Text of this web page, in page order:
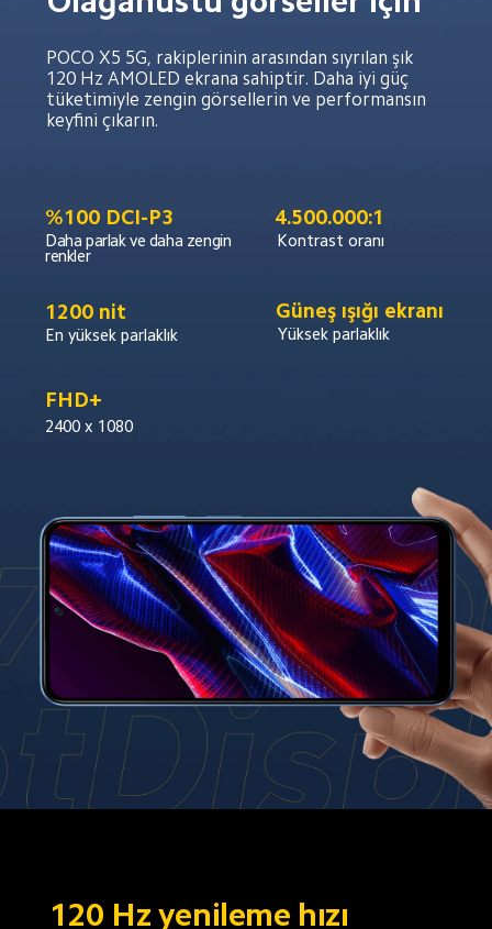
POCO X5 5G, rakiplerinin arasından sıyrılan şık
120 Hz AMOLED ekrana sahiptir. Daha iyi güç
tüketimiyle zengin görsellerin ve performansın
keyfini çıkarın.
%100 DCI-P3 4.500.000:1
Daha parlak ve daha zengin
renkler
Kontrast oranı
1200 nit Güneş ışığı ekranı
En yüksek parlaklık Yüksek parlaklık
FHD+
2400 x 1080
120 Hz yenileme hızı